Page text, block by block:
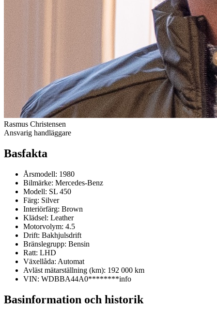
Rasmus Christensen
Ansvarig handläggare
Basfakta
Årsmodell: 1980
Bilmärke: Mercedes-Benz
Modell: SL 450
Färg: Silver
Interiörfärg: Brown
Klädsel: Leather
Motorvolym: 4.5
Drift: Bakhjulsdrift
Bränslegrupp: Bensin
Ratt: LHD
Växellåda: Automat
Avläst mätarställning (km): 192 000 km
VIN: WDBBA44A0********info
Basinformation och historik